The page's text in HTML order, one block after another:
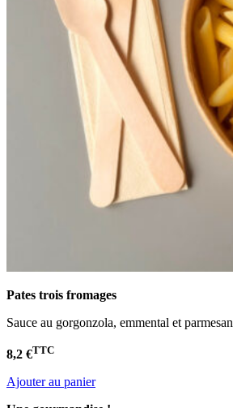
Pates trois fromages
Sauce au gorgonzola, emmental et parmesan
8,2 €TTC
Ajouter au panier